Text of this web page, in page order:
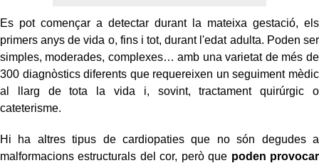
Es pot començar a detectar durant la mateixa gestació, els
primers anys de vida o, fins i tot, durant l'edat adulta. Poden ser
simples, moderades, complexes… amb una varietat de més de
300 diagnòstics diferents que requereixen un seguiment mèdic
al llarg de tota la vida i, sovint, tractament quirúrgic o
cateterisme.
Hi ha altres tipus de cardiopaties que no són degudes a
malformacions estructurals del cor, però que poden provocar